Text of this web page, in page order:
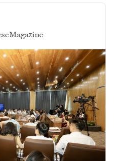
eMagazine